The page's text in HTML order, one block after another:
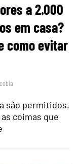
a 2.000
em casa?
como evitar
são permitidos.
coimas que